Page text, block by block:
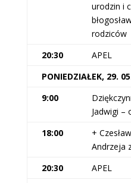
urodzin i
rodziców
20:30
APEL
PONIEDZIAŁEK, 29.
9:00
Jadwigi –
18:00
+
Andrzeja
20:30
APEL